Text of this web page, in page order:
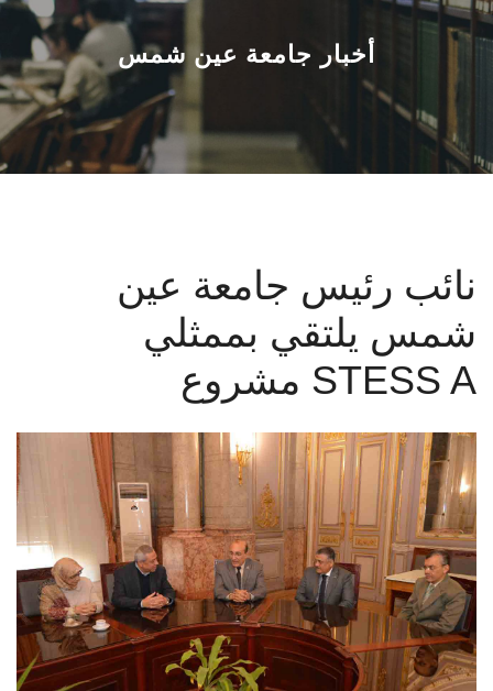
القطاعـات
الشئون الأكاديمية
البحث العلمي
المراكز والوحدات
تواصل معنا
الطلاب
هيئة التدريس
الدراسات العليا
أخبار جامعة عين شمس
نائب رئيس جامعة عين
شمس يلتقي بممثلي
مشروع STESS A